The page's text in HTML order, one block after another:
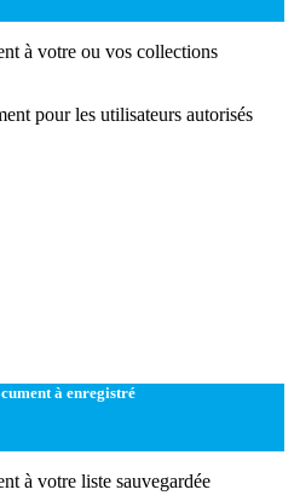
à votre ou vos collections
pour les utilisateurs autorisés
à enregistré
à votre liste sauvegardée